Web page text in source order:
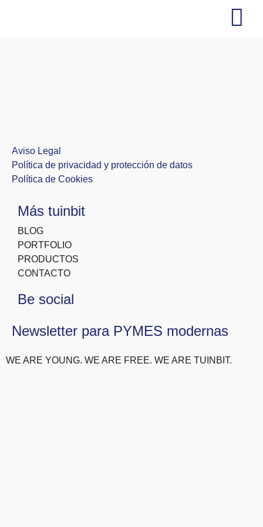
Aviso Legal
Política de privacidad y protección de datos
Política de Cookies
Más tuinbit
BLOG
PORTFOLIO
PRODUCTOS
CONTACTO
Be social
Newsletter para PYMES modernas
WE ARE YOUNG. WE ARE FREE. WE ARE TUINBIT.